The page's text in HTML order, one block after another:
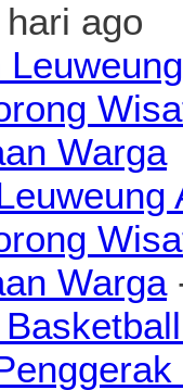
ago
Warga